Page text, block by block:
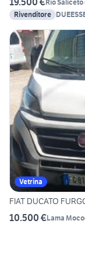
Rio Saliceto
Rivenditore
Vetrina
FIAT DUCATO
10.500 €Lama